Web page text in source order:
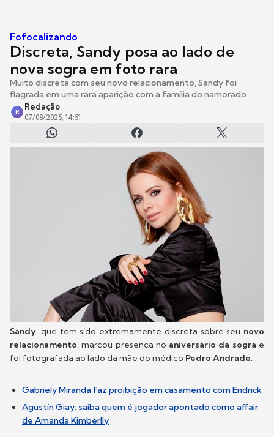
Fofocalizando
Discreta, Sandy posa ao lado de
nova sogra em foto rara
Muito discreta com seu novo relacionamento, Sandy foi
flagrada em uma rara aparição com a família do namorado
R
Redação
07/08/2025, 14:51
Sandy, que tem sido extremamente discreta sobre seu novo
relacionamento, marcou presença no aniversário da sogra e
foi fotografada ao lado da mãe do médico Pedro Andrade.
Gabriely Miranda faz proibição em casamento com Endrick
Agustín Giay: saiba quem é jogador apontado como affair
de Amanda Kimberlly